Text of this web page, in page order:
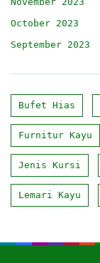
October 2023
September 2023
Bufet Hias
Furnitur Kayu
Jenis Kursi
Lemari Kayu